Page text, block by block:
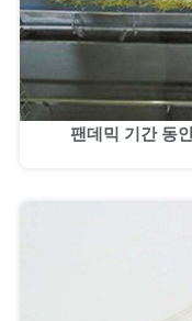
팬데믹 기간 동